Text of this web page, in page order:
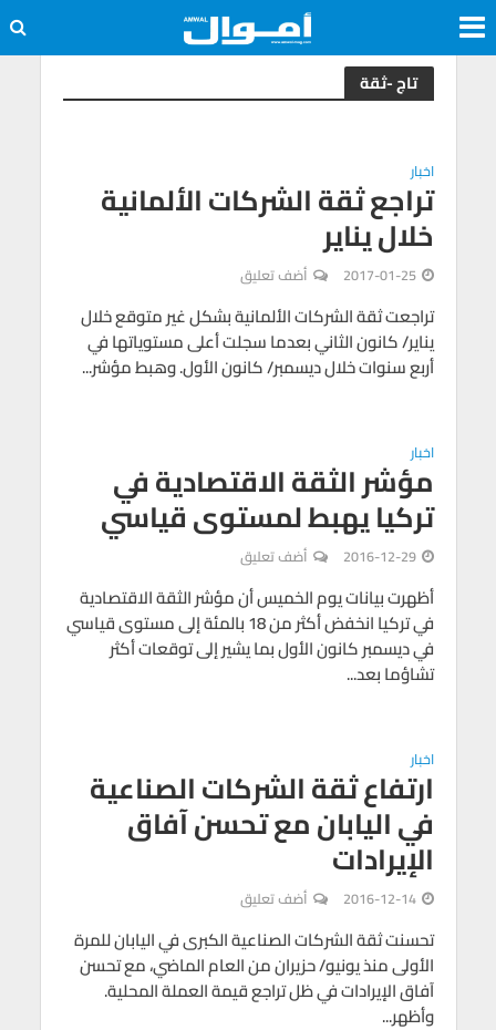
تاج -ثقة
اخبار
تراجع ثقة الشركات الألمانية
خلال يناير
2017-01-25 أضف تعليق
تراجعت ثقة الشركات الألمانية بشكل غير متوقع خلال
يناير/ كانون الثاني بعدما سجلت أعلى مستوياتها في
أربع سنوات خلال ديسمبر/ كانون الأول. وهبط مؤشر...
اخبار
مؤشر الثقة الاقتصادية في
تركيا يهبط لمستوى قياسي
2016-12-29 أضف تعليق
أظهرت بيانات يوم الخميس أن مؤشر الثقة الاقتصادية
في تركيا انخفض أكثر من 18 بالمئة إلى مستوى قياسي
في ديسمبر كانون الأول بما يشير إلى توقعات أكثر
تشاؤما بعد...
اخبار
ارتفاع ثقة الشركات الصناعية
في اليابان مع تحسن آفاق
الإيرادات
2016-12-14 أضف تعليق
تحسنت ثقة الشركات الصناعية الكبرى في اليابان للمرة
الأولى منذ يونيو/ حزيران من العام الماضي، مع تحسن
آفاق الإيرادات في ظل تراجع قيمة العملة المحلية.
وأظهر...